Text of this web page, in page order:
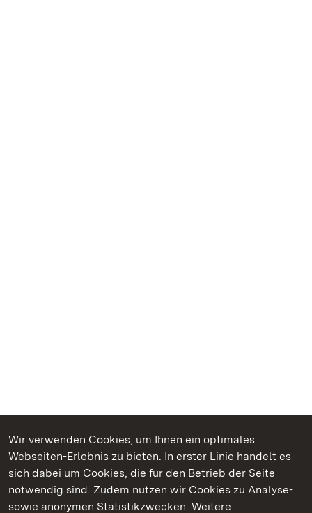
Wir verwenden Cookies, um Ihnen ein optimales
Webseiten-Erlebnis zu bieten. In erster Linie handelt es
sich dabei um Cookies, die für den Betrieb der Seite
notwendig sind. Zudem nutzen wir Cookies zu Analyse-
sowie anonymen Statistikzwecken. Weitere
Kommen. Staunen. Genießen.